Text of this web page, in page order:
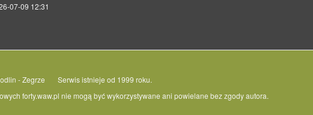
07-09 12:31
- Zegrze Serwis istnieje od 1999 roku.
forty.waw.pl nie mogą być wykorzystywane ani powielane bez zgody autora.